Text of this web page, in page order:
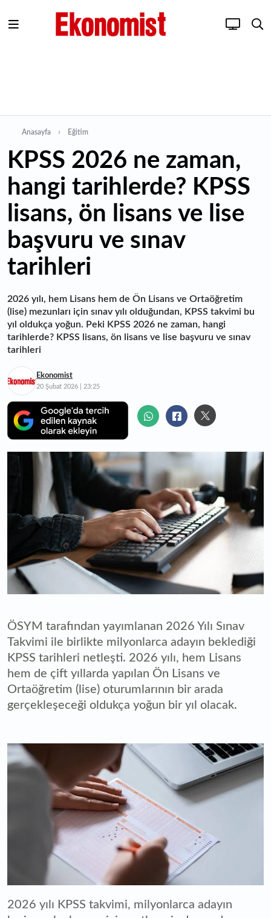
Anasayfa Eğitim
KPSS 2026 ne zaman,
hangi tarihlerde? KPSS
lisans, ön lisans ve lise
başvuru ve sınav
tarihleri
2026 yılı, hem Lisans hem de Ön Lisans ve Ortaöğretim
(lise) mezunları için sınav yılı olduğundan, KPSS takvimi bu
yıl oldukça yoğun. Peki KPSS 2026 ne zaman, hangi
tarihlerde? KPSS lisans, ön lisans ve lise başvuru ve sınav
tarihleri
Ekonomist
20 Şubat 2026 | 23:25
ÖSYM tarafından yayımlanan 2026 Yılı Sınav
Takvimi ile birlikte milyonlarca adayın beklediği
KPSS tarihleri netleşti. 2026 yılı, hem Lisans
hem de çift yıllarda yapılan Ön Lisans ve
Ortaöğretim (lise) oturumlarının bir arada
gerçekleşeceği oldukça yoğun bir yıl olacak.
2026 yılı KPSS takvimi, milyonlarca adayın